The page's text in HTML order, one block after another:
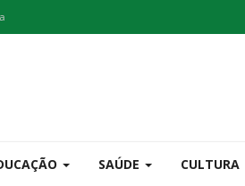
SAÚDE CULTURA